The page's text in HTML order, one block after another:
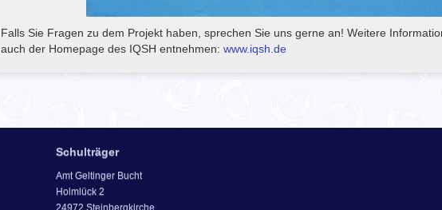
Falls Sie Fragen zu dem Projekt haben, sprechen Sie uns gerne an! Weitere
auch der Homepage des IQSH entnehmen: www.iqsh.de
Schulträger
Amt Geltinger Bucht
Holmlück 2
24972 Steinbergkirche